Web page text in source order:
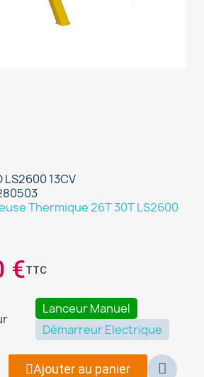
LS2600 13CV
Thermique 26T 30T LS2600
€TTC
Lanceur Manuel
Démarreur Electrique
Ajouter au panier